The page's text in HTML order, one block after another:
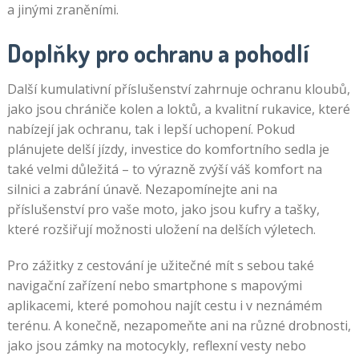
a jinými zraněními.
Doplňky pro ochranu a pohodlí
Další kumulativní příslušenství zahrnuje ochranu kloubů,
jako jsou chrániče kolen a loktů, a kvalitní rukavice, které
nabízejí jak ochranu, tak i lepší uchopení. Pokud
plánujete delší jízdy, investice do komfortního sedla je
také velmi důležitá – to výrazně zvýší váš komfort na
silnici a zabrání únavě. Nezapomínejte ani na
příslušenství pro vaše moto, jako jsou kufry a tašky,
které rozšiřují možnosti uložení na delších výletech.
Pro zážitky z cestování je užitečné mít s sebou také
navigační zařízení nebo smartphone s mapovými
aplikacemi, které pomohou najít cestu i v neznámém
terénu. A konečně, nezapomeňte ani na různé drobnosti,
jako jsou zámky na motocykly, reflexní vesty nebo